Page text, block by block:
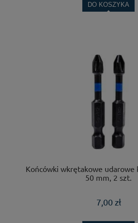
DO KOSZYKA
Końcówki wkrętakowe udarowe
50 mm, 2 szt.
7,00 zł